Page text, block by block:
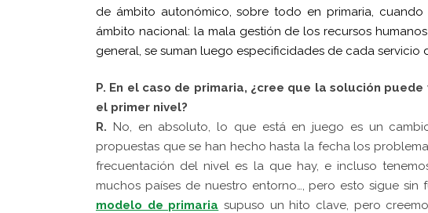
de ámbito autonómico, sobre todo en primaria,
ámbito nacional: la mala gestión de los recursos
general, se suman luego especificidades de cada servicio
P. En el caso de primaria, ¿cree que la solución
el primer nivel?
R. No, en absoluto, lo que está en juego es un
propuestas que se han hecho hasta la fecha los
frecuentación del nivel es la que hay, e incluso
muchos países de nuestro entorno…, pero esto sigue sin
modelo de primaria supuso un hito clave, pero